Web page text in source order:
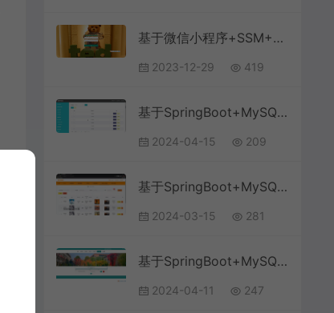
基于微信小程序+SSM+MySQL的电影购票小程序(附论文)
2023-12-29 419
基于SpringBoot+MySQL+Vue.js的居家养老系统(附论文)
2024-04-15 209
基于SpringBoot+MySQL+Vue.js的数字家庭网站(附论文)
2024-03-15 281
基于SpringBoot+MySQL+Vue.js的校内互助交易系统(附论文)
2024-04-11 247